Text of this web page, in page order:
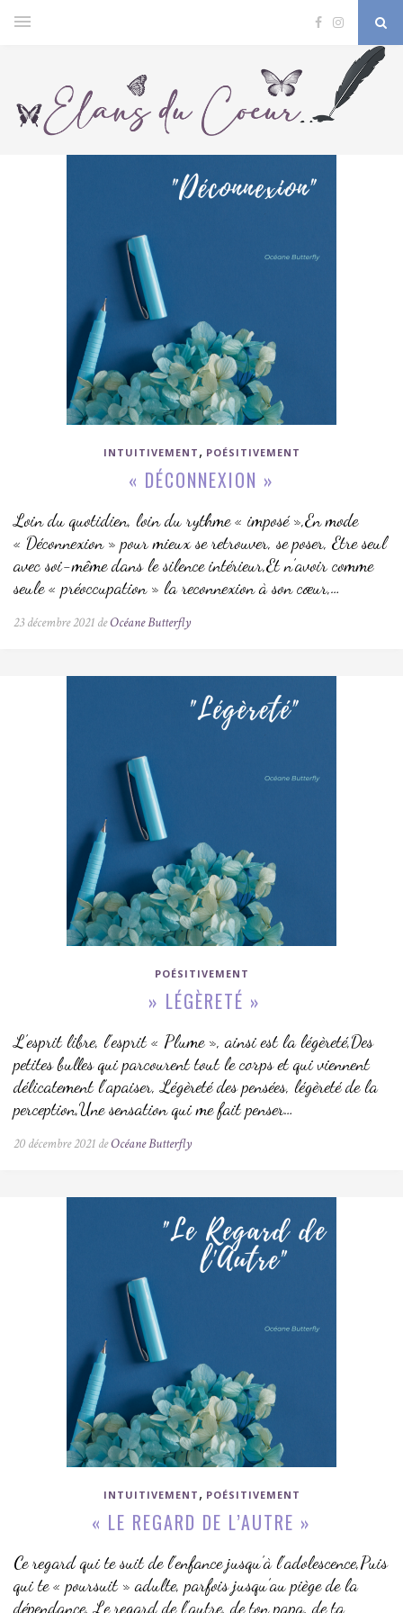
INTUITIVEMENT , POÉSITIVEMENT
« DÉCONNEXION »
Loin du quotidien, loin du rythme « imposé »,En mode
« Déconnexion » pour mieux se retrouver, se poser, Etre seul
avec soi-même dans le silence intérieur,Et n’avoir comme
seule « préoccupation » la reconnexion à son cœur,…
23 décembre 2021 deOcéane Butterfly
POÉSITIVEMENT
» LÉGÈRETÉ »
L’esprit libre, l’esprit « Plume », ainsi est la légèreté,Des
petites bulles qui parcourent tout le corps et qui viennent
délicatement l’apaiser, Légèreté des pensées, légèreté de la
perception,Une sensation qui me fait penser…
20 décembre 2021 deOcéane Butterfly
INTUITIVEMENT , POÉSITIVEMENT
« LE REGARD DE L’AUTRE »
Ce regard qui te suit de l’enfance jusqu’à l’adolescence,Puis
qui te « poursuit » adulte, parfois jusqu’au piège de la
dépendance, Le regard de l’autre, de ton papa, de ta